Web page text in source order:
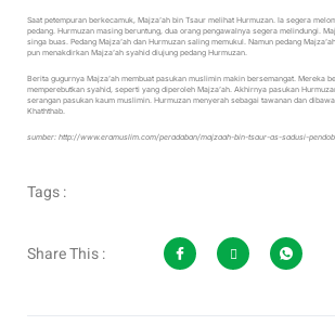
Saat petempuran berkecamuk, Majza’ah bin Tsaur melihat Hurmuzan. Ia segera
pedang. Hurmuzan masing beruntung, dua orang pengawalnya segera melindungi.
singa buas. Pedang Majza’ah dan Hurmuzan saling memukul. Namun pedang
pun menakdirkan Majza’ah syahid diujung pedang Hurmuzan.
Berita gugurnya Majza’ah membuat pasukan muslimin makin bersemangat. Mereka
memperebutkan syahid, seperti yang diperoleh Majza’ah. Akhirnya pasukan
serangan pasukan kaum muslimin. Hurmuzan menyerah sebagai tawanan dan
Khaththab.
sumber: http://www.eramuslim.com/peradaban/majzaah-bin-tsaur-as-sadusi-
Tags :
Share This :